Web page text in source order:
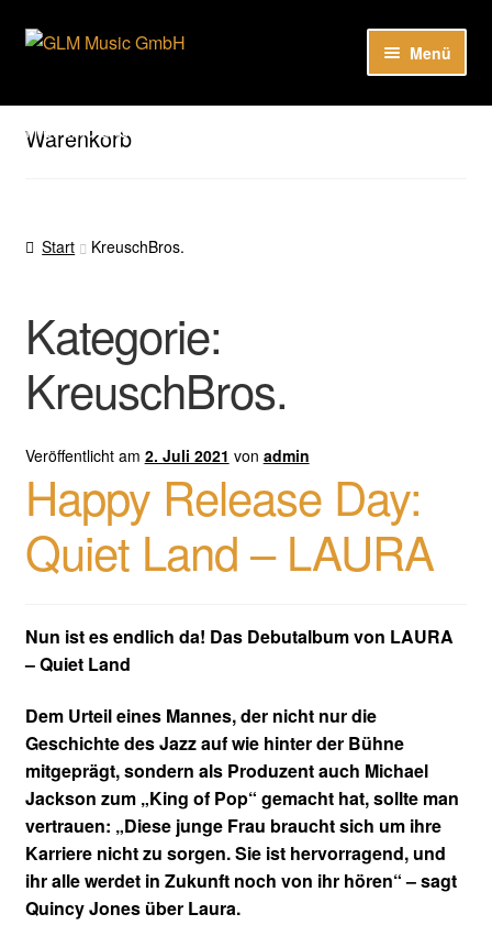
Hier sind unsere Neuigkeiten zu hören: Spotify
Zur
Zum
Menü
Unser Katalog
Warenkorb
Start KreuschBros.
Kategorie:
KreuschBros.
Veröffentlicht am 2. Juli 2021 von admin
Happy Release Day:
Quiet Land – LAURA
Nun ist es endlich da! Das Debutalbum von LAURA
– Quiet Land
Dem Urteil eines Mannes, der nicht nur die
Geschichte des Jazz auf wie hinter der Bühne
mitgeprägt, sondern als Produzent auch Michael
Jackson zum „King of Pop“ gemacht hat, sollte man
vertrauen: „Diese junge Frau braucht sich um ihre
Karriere nicht zu sorgen. Sie ist hervorragend, und
ihr alle werdet in Zukunft noch von ihr hören“ – sagt
Quincy Jones über Laura.